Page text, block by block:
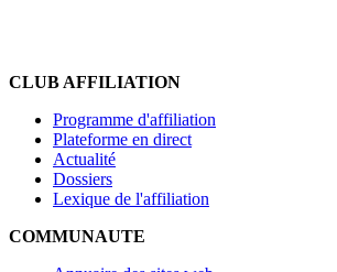
CLUB AFFILIATION
Programme d'affiliation
Plateforme en direct
Actualité
Dossiers
Lexique de l'affiliation
COMMUNAUTE